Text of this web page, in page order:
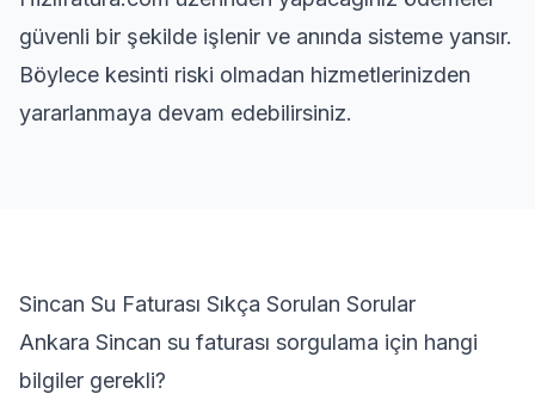
güvenli bir şekilde işlenir ve anında sisteme yansır.
Böylece kesinti riski olmadan hizmetlerinizden
yararlanmaya devam edebilirsiniz.
Sincan Su Faturası Sıkça Sorulan Sorular
Ankara Sincan su faturası sorgulama için hangi
bilgiler gerekli?